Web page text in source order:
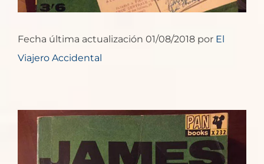
Fecha última actualización 01/08/2018 por El
Viajero Accidental